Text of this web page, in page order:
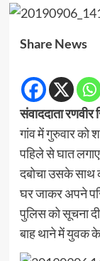
Share News
संवाददाता रणवीर
गांव में गुरुवार को
पहिले से घात
दबोचा उसके
घर जाकर अपने
पुलिस को सूचना
बाह थाने में युवक के